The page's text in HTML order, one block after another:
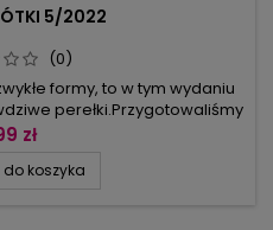
5/2022
(0)
formy, to w tym wydaniu
perełki.Przygotowaliśmy
uwagę geometrycznym
prezentują się niezwykle
zł
koszyka